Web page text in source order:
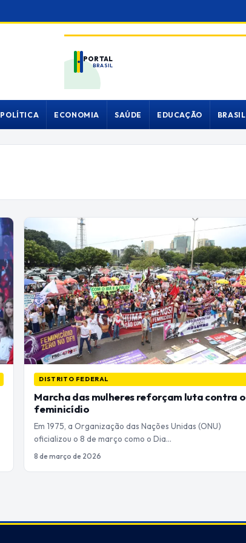
PORTAL
BRASIL
POLÍTICA ECONOMIA SAÚDE EDUCAÇÃO BRASIL
DISTRITO FEDERAL
Marcha das mulheres reforçam luta contra o
feminicídio
Em 1975, a Organização das Nações Unidas (ONU)
oficializou o 8 de março como o Dia…
8 de março de 2026